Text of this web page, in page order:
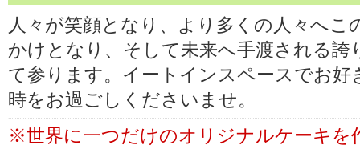
人々が笑顔となり、より多くの人々へ
かけとなり、そして未来へ手渡される
て参ります。イートインスペースでお
時をお過ごしくださいませ。
※世界に一つだけのオリジナルケーキを